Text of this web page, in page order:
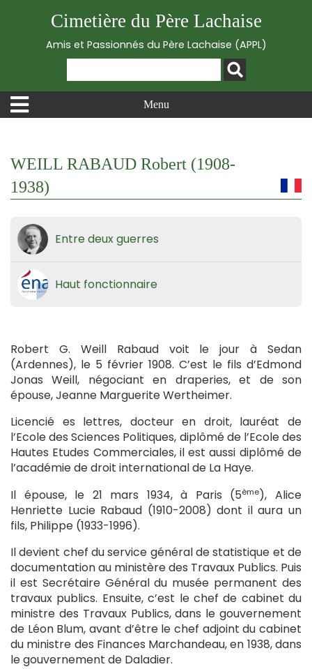
Cimetière du Père Lachaise
Amis et Passionnés du Père Lachaise (APPL)
Menu
WEILL RABAUD Robert (1908-
1938)
Entre deux guerres
Haut fonctionnaire
Robert G. Weill Rabaud voit le jour à Sedan
(Ardennes), le 5 février 1908. C’est le fils d’Edmond
Jonas Weill, négociant en draperies, et de son
épouse, Jeanne Marguerite Wertheimer.
Licencié es lettres, docteur en droit, lauréat de
l’Ecole des Sciences Politiques, diplômé de l’Ecole des
Hautes Etudes Commerciales, il est aussi diplômé de
l’académie de droit international de La Haye.
Il épouse, le 21 mars 1934, à Paris (5ème), Alice
Henriette Lucie Rabaud (1910-2008) dont il aura un
fils, Philippe (1933-1996).
Il devient chef du service général de statistique et de
documentation au ministère des Travaux Publics. Puis
il est Secrétaire Général du musée permanent des
travaux publics. Ensuite, c’est le chef de cabinet du
ministre des Travaux Publics, dans le gouvernement
de Léon Blum, avant d’être le chef adjoint du cabinet
du ministre des Finances Marchandeau, en 1938, dans
le gouvernement de Daladier.